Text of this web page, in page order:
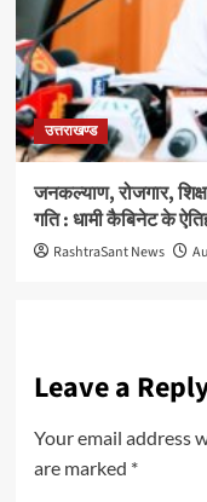
उत्तराखण्ड
जनकल्याण, रोजगार,
गति : धामी कैबिनेट के
RashtraSant News
Leave a
Your email address
are marked *